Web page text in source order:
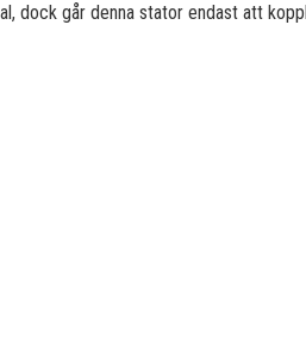
dock går denna stator endast att